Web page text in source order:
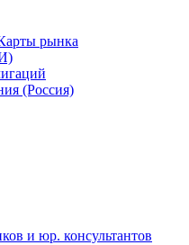
рынка
(Россия)
и юр. консультантов